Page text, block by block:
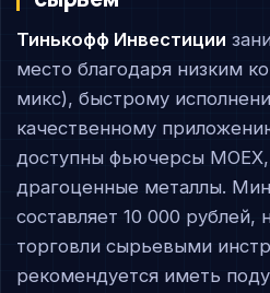
Тинькофф Инвестиции
место благодаря низким
микс), быстрому
качественному
доступны фьючерсы
драгоценные металлы.
составляет 10 000
торговли сырьевыми
рекомендуется иметь